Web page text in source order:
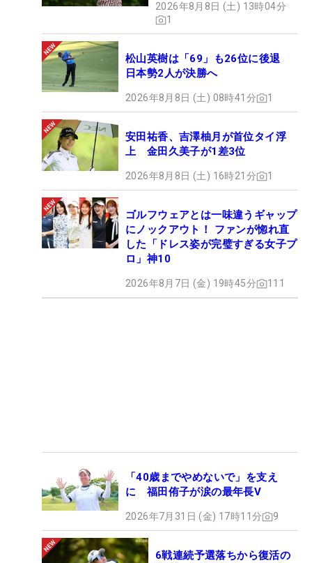
2026年8月8日 (土) 13時04分
1
松山英樹は「69」も26位に後退
日本勢2人が決勝へ
2026年8月8日 (土) 08時41分 1
安田祐香、吉澤柚月が首位タイ浮
上 金田久美子が1差3位
2026年8月8日 (土) 16時21分 1
ゴルフウェアとは一味違うギャップ
にノックアウト！ ファンが惚れ直
した「ドレス姿が完璧すぎる女子プ
ロ」神10
2026年8月7日 (金) 19時45分 111
「40歳までやめないで」を支え
に 福田侑子が涙の最年長V
2026年7月31日 (金) 17時11分 9
6戦連続予選落ちから復活の